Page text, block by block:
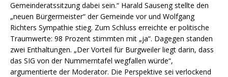
Gemeinderatssitzung dabei sein.“ Harald Sauseng stellte den
„neuen Bürgermeister“ der Gemeinde vor und Wolfgang
Richters Sympathie stieg. Zum Schluss erreichte er politische
Traumwerte: 98 Prozent stimmten mit „ja“. Dagegen standen
zwei Enthaltungen. „Der Vorteil für Burgweiler liegt darin, dass
das SIG von der Nummerntafel wegfallen würde“,
argumentierte der Moderator. Die Perspektive sei verlockend